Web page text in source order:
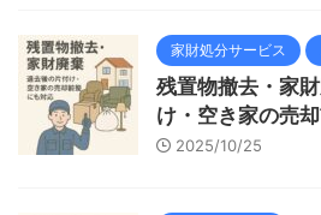
家財処分サービス
残置物撤去・家
け・空き家の売
2025/10/25